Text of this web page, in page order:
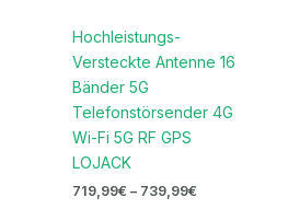
Hochleistungs-
Versteckte Antenne 16
Bänder 5G
Telefonstörsender 4G
Wi-Fi 5G RF GPS
LOJACK
719,99€ – 739,99€